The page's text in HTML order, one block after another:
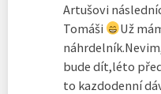
Artušovi
Tomáši
Už
bude dít,léto
to kazdodenní